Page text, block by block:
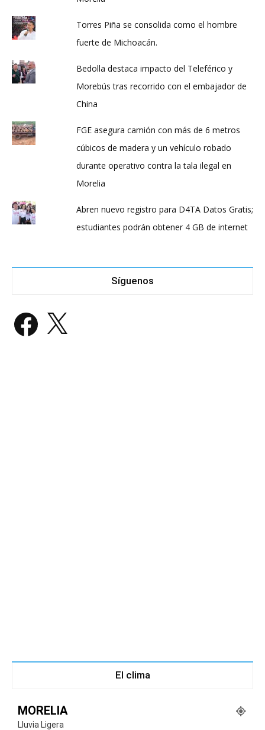
Torres Piña se consolida como el hombre
fuerte de Michoacán.
Bedolla destaca impacto del Teleférico y
Morebús tras recorrido con el embajador de
China
FGE asegura camión con más de 6 metros
cúbicos de madera y un vehículo robado
durante operativo contra la tala ilegal en
Morelia
Abren nuevo registro para D4TA Datos Gratis;
estudiantes podrán obtener 4 GB de internet
Síguenos
Facebook
El clima
MORELIA
Lluvia Ligera